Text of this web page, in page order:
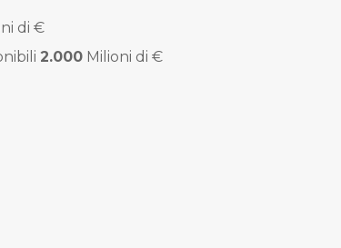
di €
2.000Milioni di €